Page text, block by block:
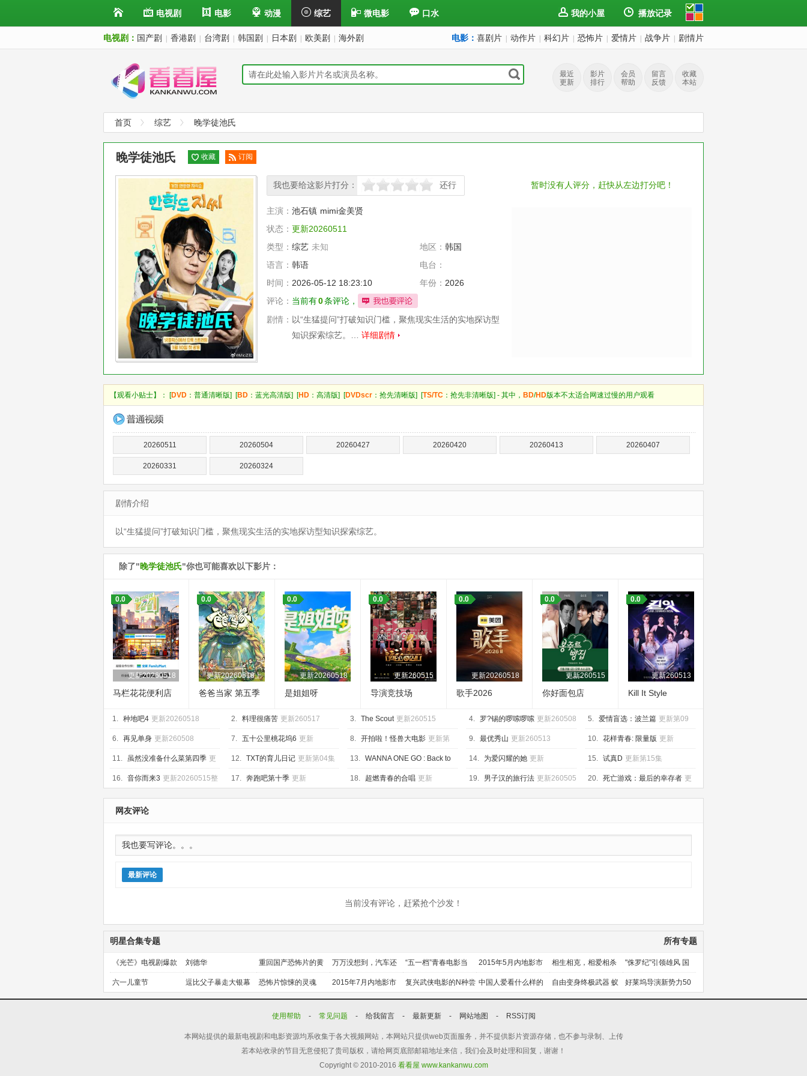
电视剧 电影 动漫 综艺 微电影 口水 我的小屋 播放记录
电视剧： 国产剧 香港剧 台湾剧 韩国剧 日本剧 欧美剧 海外剧 电影： 喜剧片 动作片 科幻片 恐怖片 爱情片 战争片 剧情片
最近
更新
影片
排行
会员
帮助
留言
反馈
收藏
本站
首页 综艺 晚学徒池氏
暂时没有人评分，赶快从左边打分吧！
晚学徒池氏 收藏
订阅
我也要给这影片打分：
很差较差 还行推荐 力荐 还行
主演： 池石镇 mimi金美贤
状态： 更新20260511
类型： 综艺 未知 地区： 韩国
语言： 韩语
电台：
时间： 2026-05-12 18:23:10 年份： 2026
评论： 当前有0条评论，
剧情： 以“生猛提问”打破知识门槛，聚焦现实生活的实地探访型
知识探索综艺。… 详细剧情
【观看小贴士】： [DVD ：普通清晰版] [BD ：蓝光高清版] [HD ：高清版] [DVDscr ：抢先清晰版] [TS/TC ：抢先非清晰版] - 其中， BD/HD版本不太适合网速过慢的用户观看
20260511 20260504 20260427 20260420 20260413 20260407
20260331 20260324
剧情介绍
以“生猛提问”打破知识门槛，聚焦现实生活的实地探访型知识探索综艺。
除了"晚学徒池氏"你也可能喜欢以下影片：
更新20260518
0.0
马栏花花便利店
更新20260518上
0.0
爸爸当家 第五季
更新20260518
0.0
是姐姐呀
更新260515
0.0
导演竞技场
更新20260518
0.0
歌手2026
更新260515
0.0
你好面包店
更新260513
0.0
Kill It Style
1. 种地吧4 更新20260518 2. 料理很痛苦 更新260517 3. The Scout 更新260515 4. 罗?锡的啰嗦啰嗦 更新260508 5. 爱情盲选：波兰篇 更新第09
集
6. 再见单身 更新260508 7. 五十公里桃花坞6 更新
20260518上
8. 开拍啦！怪兽大电影 更新第
04集
9. 最优秀山 更新260513 10. 花样青春: 限量版 更新
260518
11. 虽然没准备什么菜第四季 更
新260515
12. TXT的育儿日记 更新第04集 13. WANNA ONE GO : Back to
Base 更新260428
14. 为爱闪耀的她 更新
20260518下
15. 试真D 更新第15集
16. 音你而来3 更新20260515整
活局
17. 奔跑吧第十季 更新
20260518第4期加更
18. 超燃青春的合唱 更新
202600430
19. 男子汉的旅行法 更新260505 20. 死亡游戏：最后的幸存者 更
新260505
网友评论
最新评论
当前没有评论，赶紧抢个沙发！
所有专题
明星合集专题
《光芒》电视剧爆款
预定！
刘德华 重回国产恐怖片的黄
金时代
万万没想到，汽车还
能干这个？
“五一档”青春电影当
道
2015年5月内地影市
前瞻
相生相克，相爱相杀 "侏罗纪"引领雄风 国
产片下旬逆袭
六一儿童节 逗比父子暴走大银幕 恐怖片惊悚的灵魂 2015年7月内地影市
前瞻
复兴武侠电影的N种尝
试
中国人爱看什么样的
喜剧？
自由变身终极武器 蚁
人能力使用者大盘点
好莱坞导演新势力50
人上篇
使用帮助
- 常见问题 - 给我留言 - 最新更新 - 网站地图 - RSS订阅
本网站提供的最新电视剧和电影资源均系收集于各大视频网站，本网站只提供web页面服务，并不提供影片资源存储，也不参与录制、上传
若本站收录的节目无意侵犯了贵司版权，请给网页底部邮箱地址来信，我们会及时处理和回复，谢谢！
Copyright © 2010-2016 看看屋 www.kankanwu.com